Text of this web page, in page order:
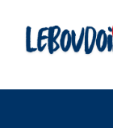
contenu